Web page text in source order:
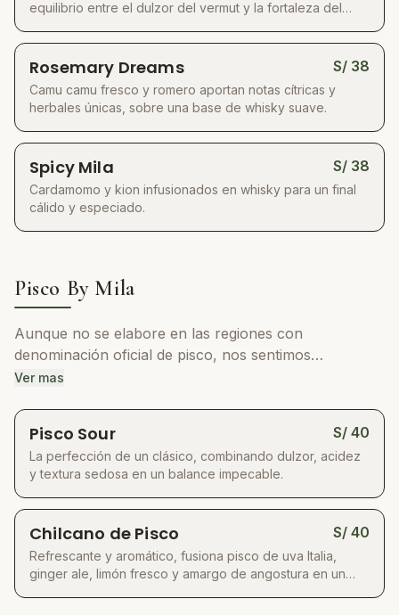
equilibrio entre el dulzor del vermut y la fortaleza del
Rosemary Dreams S/ 38
Camu camu fresco y romero aportan notas cítricas y
herbales únicas, sobre una base de whisky suave.
Spicy Mila S/ 38
Cardamomo y kion infusionados en whisky para un final
cálido y especiado.
Pisco By Mila
Aunque no se elabore en las regiones con
denominación oficial de pisco, nos sentimos
profundamente peruanos y cusqueños para
de pisco. Lo hacemos porque nuestros clientes lo
valoran y porque nos motiva la pasión por innovar y
aprender. Este pisco de uva Italia es solo el inicio; con
el tiempo, le rendiremos el tributo que un destilado de
su categoría merece.
Ver mas
Pisco Sour S/ 40
La perfección de un clásico, combinando dulzor, acidez
y textura sedosa en un balance impecable.
Chilcano de Pisco S/ 40
Refrescante y aromático, fusiona pisco de uva Italia,
ginger ale, limón fresco y amargo de angostura en un